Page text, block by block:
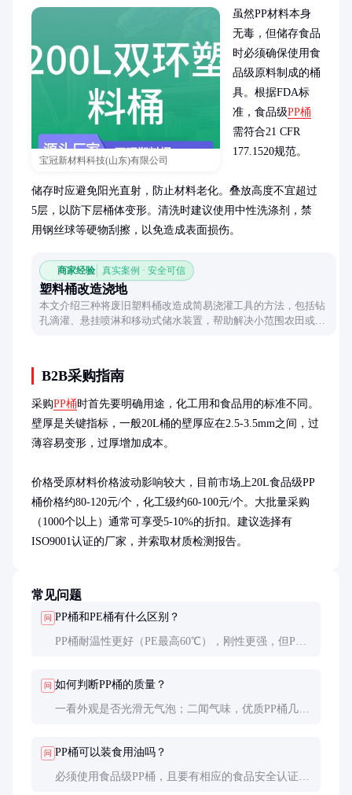
宝冠新材料科技(山东)有限公司
虽然PP材料本身
无毒，但储存食品
时必须确保使用食
品级原料制成的桶
具。根据FDA标
准，食品级PP桶
需符合21 CFR
177.1520规范。
储存时应避免阳光直射，防止材料老化。叠放高度不宜超过
5层，以防下层桶体变形。清洗时建议使用中性洗涤剂，禁
用钢丝球等硬物刮擦，以免造成表面损伤。
商家经验 真实案例 · 安全可信
塑料桶改造浇地
本文介绍三种将废旧塑料桶改造成简易浇灌工具的方法，包括钻
孔滴灌、悬挂喷淋和移动式储水装置，帮助解决小范围农田或花
B2B采购指南
采购PP桶时首先要明确用途，化工用和食品用的标准不同。
壁厚是关键指标，一般20L桶的壁厚应在2.5-3.5mm之间，过
薄容易变形，过厚增加成本。
价格受原材料价格波动影响较大，目前市场上20L食品级PP
桶价格约80-120元/个，化工级约60-100元/个。大批量采购
（1000个以上）通常可享受5-10%的折扣。建议选择有
ISO9001认证的厂家，并索取材质检测报告。
常见问题
问 PP桶和PE桶有什么区别？
PP桶耐温性更好（PE最高60℃），刚性更强，但PE
问 如何判断PP桶的质量？
一看外观是否光滑无气泡；二闻气味，优质PP桶几乎
问 PP桶可以装食用油吗？
必须使用食品级PP桶，且要有相应的食品安全认证。